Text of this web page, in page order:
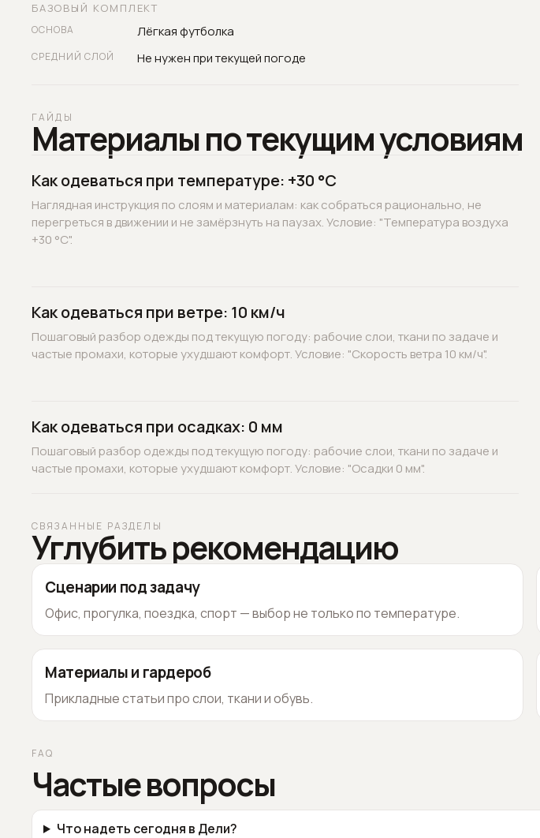
БАЗОВЫЙ КОМПЛЕКТ
ОСНОВА Лёгкая футболка
СРЕДНИЙ СЛОЙ Не нужен при текущей погоде
ГАЙДЫ
Материалы по текущим условиям
Как одеваться при температуре: +30 °C
Наглядная инструкция по слоям и материалам: как собраться рационально, не
перегреться в движении и не замёрзнуть на паузах. Условие: "Температура воздуха
+30 °C".
Как одеваться при ветре: 10 км/ч
Пошаговый разбор одежды под текущую погоду: рабочие слои, ткани по задаче и
частые промахи, которые ухудшают комфорт. Условие: "Скорость ветра 10 км/ч".
Как одеваться при осадках: 0 мм
Пошаговый разбор одежды под текущую погоду: рабочие слои, ткани по задаче и
частые промахи, которые ухудшают комфорт. Условие: "Осадки 0 мм".
СВЯЗАННЫЕ РАЗДЕЛЫ
Углубить рекомендацию
Сценарии под задачу
Офис, прогулка, поездка, спорт — выбор не только по температуре.
Материалы и гардероб
Прикладные статьи про слои, ткани и обувь.
FAQ
Частые вопросы
Что надеть сегодня в Дели?